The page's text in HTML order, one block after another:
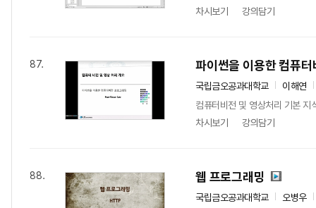
차시보기
강의담기
87. 파이썬을 이용한 컴퓨
국립금오공과대학교
이해연
컴퓨터비전 및 영상처리 기본
차시보기
강의담기
88. 웹 프로그래밍
국립금오공과대학교
오병우